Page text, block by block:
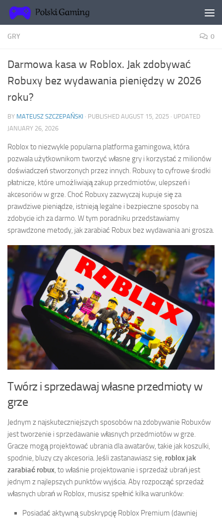
Skip to content
GRY 0
Darmowa kasa w Roblox. Jak zdobywać
Robuxy bez wydawania pieniędzy w 2026
roku?
BY MATEUSZ SZCZEPAŃSKI · PUBLISHED AUGUST 15, 2025 · UPDATED
JANUARY 26, 2026
Roblox to niezwykle popularna platforma gamingowa, która
pozwala użytkownikom tworzyć własne gry i korzystać z milionów
doświadczeń stworzonych przez innych. Robuxy to cyfrowe środki
płatnicze, które umożliwiają zakup przedmiotów, ulepszeń i
akcesoriów w grze. Choć Robuxy zazwyczaj kupuje się za
prawdziwe pieniądze, istnieją legalne i bezpieczne sposoby na
zdobycie ich za darmo. W tym poradniku przedstawiamy
sprawdzone metody, jak zarabiać Robux bez wydawania ani grosza.
Twórz i sprzedawaj własne przedmioty w
grze
Jednym z najskuteczniejszych sposobów na zdobywanie Robuxów
jest tworzenie i sprzedawanie własnych przedmiotów w grze.
Gracze mogą projektować ubrania dla awatarów, takie jak koszulki,
spodnie, bluzy czy akcesoria. Jeśli zastanawiasz się, roblox jak
zarabiać robux, to właśnie projektowanie i sprzedaż ubrań jest
jednym z najlepszych punktów wyjścia. Aby rozpocząć sprzedaż
własnych ubrań w Roblox, musisz spełnić kilka warunków:
Posiadać aktywną subskrypcję Roblox Premium (dawniej